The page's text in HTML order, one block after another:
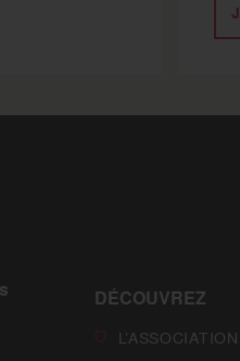
DÉCOUVREZ
L’ASSOCIATION